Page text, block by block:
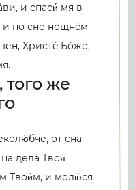
и спаси́ мя в
и по сне нощнéм
Христé Бóже,
того же
от сна
делá Твоя́
Твои́м, и молю́ся